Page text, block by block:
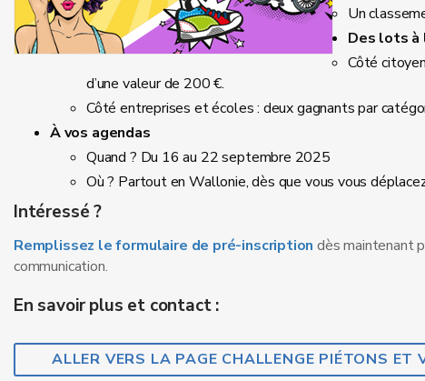
Un
Des lots à
Côté
d’une valeur de 200 €.
Côté entreprises et écoles : deux gagnants par
À vos agendas
Quand ? Du 16 au 22 septembre 2025
Où ? Partout en Wallonie, dès que vous vous
Intéressé ?
Remplissez le formulaire de pré-inscription dès maintenant
communication.
En savoir plus et contact :
ALLER VERS LA PAGE CHALLENGE PIÉTONS ET